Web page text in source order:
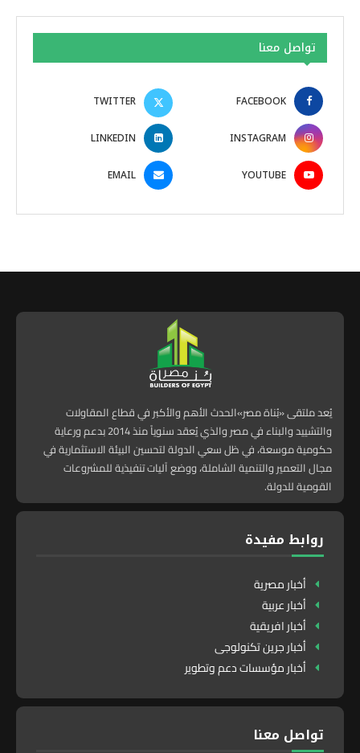
تواصل معنا
FACEBOOK
TWITTER
INSTAGRAM
LINKEDIN
YOUTUBE
EMAIL
يُعد ملتقى «بُناة مصر»الحدث الأهم والأكبر في قطاع المقاولات
والتشييد والبناء في مصر والذي يُعقد سنوياً منذ 2014 بدعم ورعاية
حكومية موسعة، في ظل سعي الدولة لتحسين البيئة الاستثمارية في
مجال التعمير والتنمية الشاملة، ووضع آليات تنفيذية للمشروعات
القومية للدولة.
روابط مفيدة
أخبار مصرية
أخبار عربية
أخبار افريقية
أخبار جرين تكنولوجى
أخبار مؤسسات دعم وتطوير
تواصل معنا